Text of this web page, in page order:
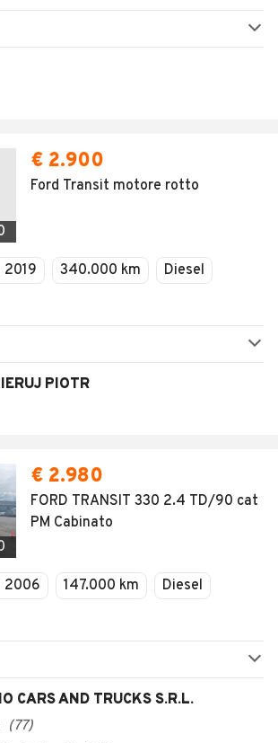
€ 2.900
Ford Transit motore rotto
2019 340.000 km
Diesel
PIOTR
€ 2.980
FORD TRANSIT 330 2.4 TD/90 cat
PM Cabinato
2006 147.000 km
Diesel
CARS AND TRUCKS S.R.L.
(77)